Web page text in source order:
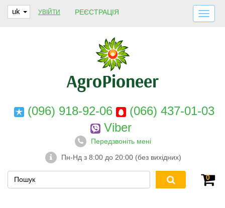
uk УВІЙТИ РЕЄСТРАЦІЯ
ДОСТАВКА І ОПЛАТА
ПРО НАС
ГАРАНТІЇ
КОНТАКТИ
(096) 918-92-06
(066) 437-01-03
Viber
Передзвоніть мені
Пн-Нд з 8:00 до 20:00 (без вихідних)
0